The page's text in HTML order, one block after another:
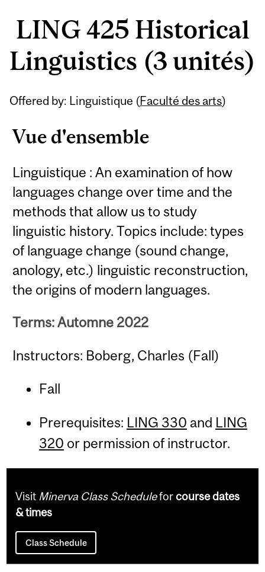
LING 425 Historical
Linguistics (3 unités)
Offered by: Linguistique (Faculté des arts)
Vue d'ensemble
Linguistique : An examination of how
languages change over time and the
methods that allow us to study
linguistic history. Topics include: types
of language change (sound change,
anology, etc.) linguistic reconstruction,
the origins of modern languages.
Terms: Automne 2022
Instructors: Boberg, Charles (Fall)
Fall
Prerequisites: LING 330 and LING
320 or permission of instructor.
Related
Visit Minerva Class Scheduleforcourse dates
& times
Class Schedule